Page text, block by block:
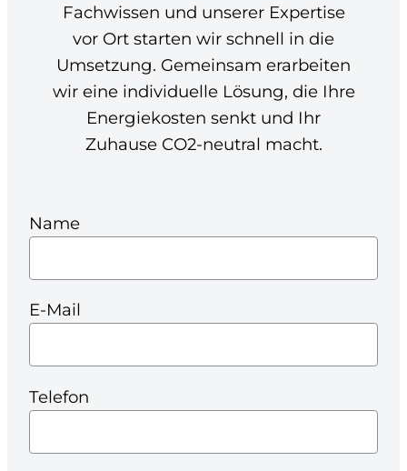
Fachwissen und unserer Expertise
vor Ort starten wir schnell in die
Umsetzung. Gemeinsam erarbeiten
wir eine individuelle Lösung, die Ihre
Energiekosten senkt und Ihr
Zuhause CO2-neutral macht.
Name
E-Mail
Telefon